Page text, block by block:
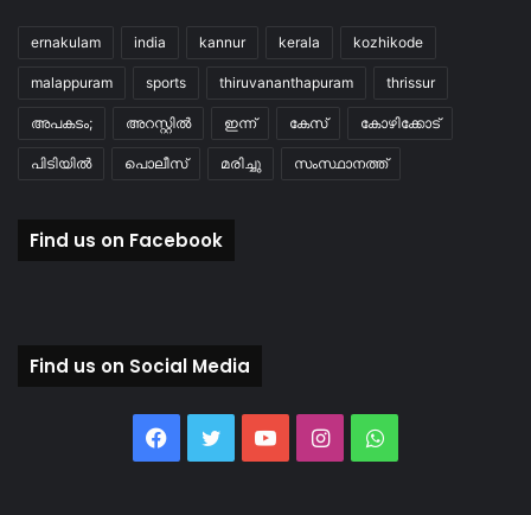
ernakulam india kannur kerala kozhikode
malappuram sports thiruvananthapuram thrissur
അപകടം; അറസ്റ്റിൽ ഇന്ന് കേസ് കോഴിക്കോട്
പിടിയിൽ പൊലീസ് മരിച്ചു സംസ്ഥാനത്ത്
Find us on Facebook
Find us on Social Media
Facebook
TwitterYouTubeInstagramWhatsApp